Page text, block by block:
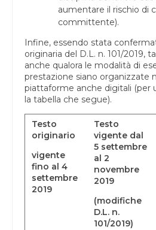
aumentare il rischio di
committente).
Infine, essendo stata
originaria del D.L. n. 101/2019,
anche qualora le modalità di
prestazione siano organizzate
piattaforme anche digitali (per
la tabella che segue).
Testo
originario
vigente
fino al 4
settembre
2019
Testo
vigente dal
5 settembre
al 2
novembre
2019
(modifiche
D.L. n.
101/2019)